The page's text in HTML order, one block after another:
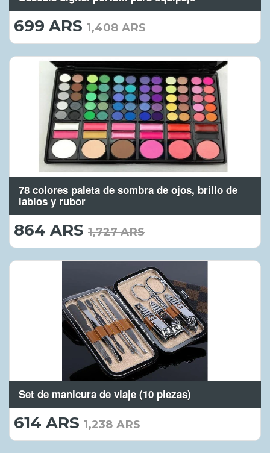
699 ARS 699.00
ARS
1,408 ARS
78 colores paleta de sombra de ojos, brillo de
labios y rubor
864 ARS 864.00
ARS
1,727 ARS
Set de manicura de viaje (10 piezas)
614 ARS 614.00
ARS
1,238 ARS